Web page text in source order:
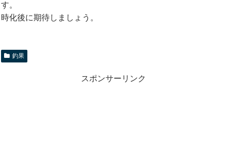
す。
時化後に期待しましょう。
釣果
スポンサーリンク